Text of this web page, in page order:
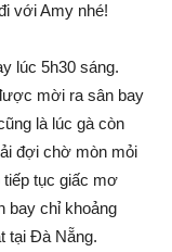
với Amy nhé!
lúc 5h30 sáng.
mời ra sân bay
là lúc gà còn
đợi chờ mòn mỏi
tiếp tục giấc mơ
bay chỉ khoảng
tại Đà Nẵng.